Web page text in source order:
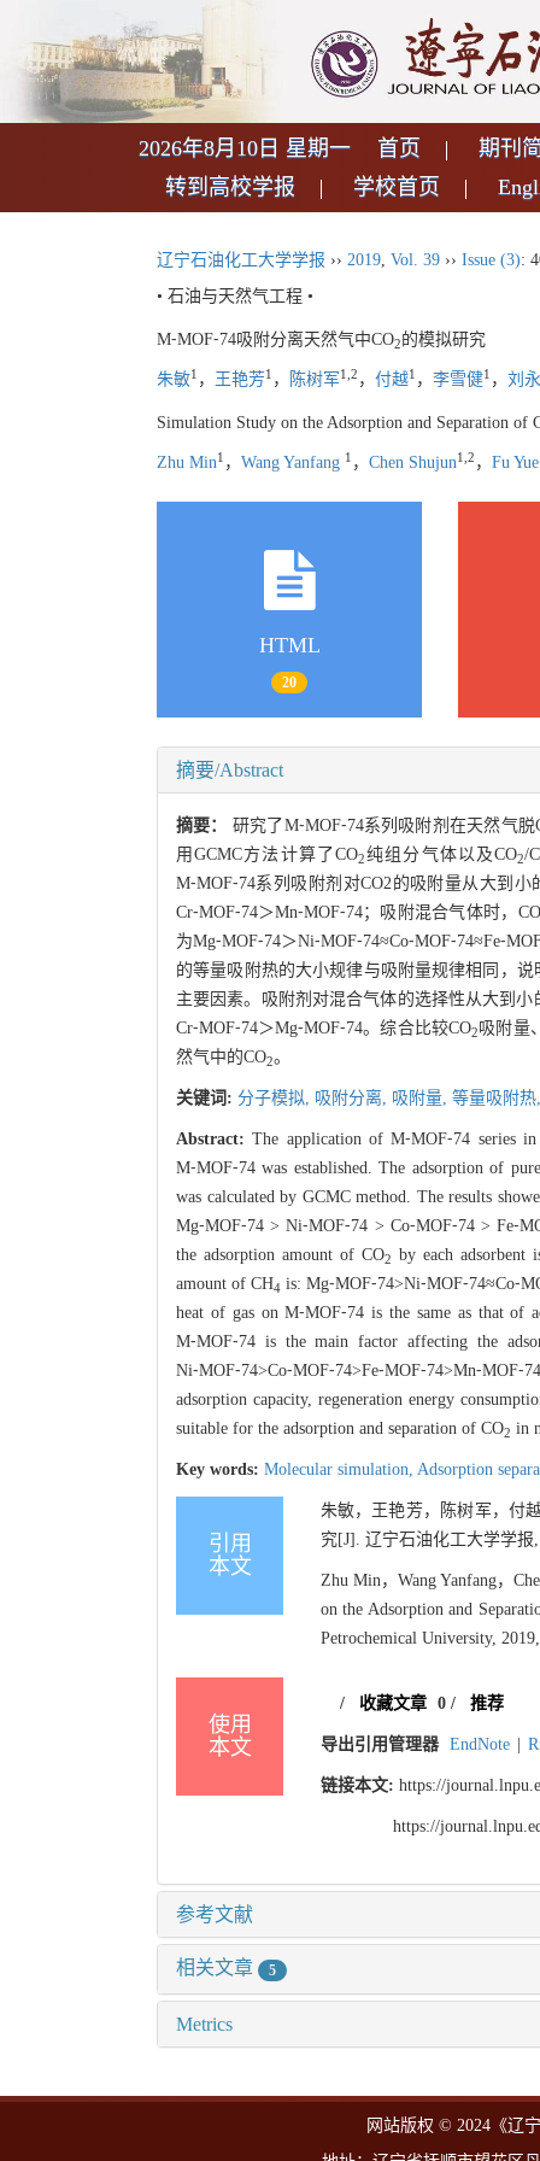
2026年8月10日 星期一 首页
期刊
转到高校学报
学校首页
辽宁石油化工大学学报 ›› 2019, Vol. 39 ›› Issue (3):
• 石油与天然气工程 •
M⁃MOF⁃74吸附分离天然气中CO2的模拟研究
朱敏1 ， 王艳芳1 ， 陈树军1,2 ， 付越1 ， 李雪健1 ， 刘
Simulation Study on the Adsorption and Separation of
Zhu Min1 ， Wang Yanfang 1 ， Chen Shujun1,2 ， Fu Yue
HTML
20
摘要/Abstract
摘要： 研究了M⁃MOF⁃74系列吸附剂在天然气脱
用GCMC方法计算了CO2纯组分气体以及CO2/
M⁃MOF⁃74系列吸附剂对CO2的吸附量从大到小
Cr⁃MOF⁃74＞Mn⁃MOF⁃74；吸附混合气体时，CO
为Mg⁃MOF⁃74＞
的等量吸附热的大小规律与吸附量规律相同，
主要因素。吸附剂对混合气体的选择性从大到小
Cr⁃MOF⁃74＞Mg⁃MOF⁃74。综合比较CO2吸附量
然气中的CO2。
关键词: 分子模拟, 吸附分离, 吸附量, 等量吸附
Abstract:The application of M⁃MOF⁃74 series
M⁃MOF⁃74 was established. The adsorption of
was calculated by GCMC method. The results
Mg⁃MOF⁃74 > Ni⁃MOF⁃74 > Co⁃MOF⁃74 >
the adsorption amount of CO2
by each adsorbent
amount of CH4 is:
heat of gas on M⁃MOF⁃74 is the same as that of
M⁃MOF⁃74 is the main factor affecting the
adsorption capacity, regeneration energy
suitable for the adsorption and separation of CO2 in
Key words: Molecular simulation, Adsorption
引用
本文
朱敏，王艳芳，陈树军，付
究[J]. 辽宁石油化工大学学报,
Zhu Min，Wang Yanfang，
on the Adsorption and
Petrochemical University,
使用
本文
/ 收藏文章 0 /推荐
导出引用管理器 EndNote
链接本文: https://
https://
参考文献
相关文章 5
Metrics
网站版权 © 2024《辽